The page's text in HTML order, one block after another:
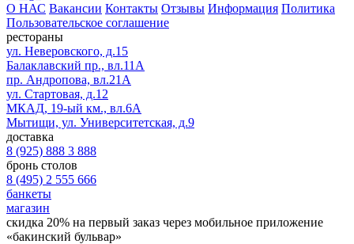
О НАС Вакансии Контакты Отзывы Информация Политика
Пользовательское соглашение
рестораны
ул. Неверовского, д.15
Балаклавский пр., вл.11А
пр. Андропова, вл.21А
ул. Стартовая, д.12
МКАД, 19-ый км., вл.6А
Мытищи, ул. Университетская, д.9
доставка
8 (925) 888 3 888
бронь столов
8 (495) 2 555 666
банкеты
магазин
скидка 20% на первый заказ через мобильное приложение
«бакинский бульвар»